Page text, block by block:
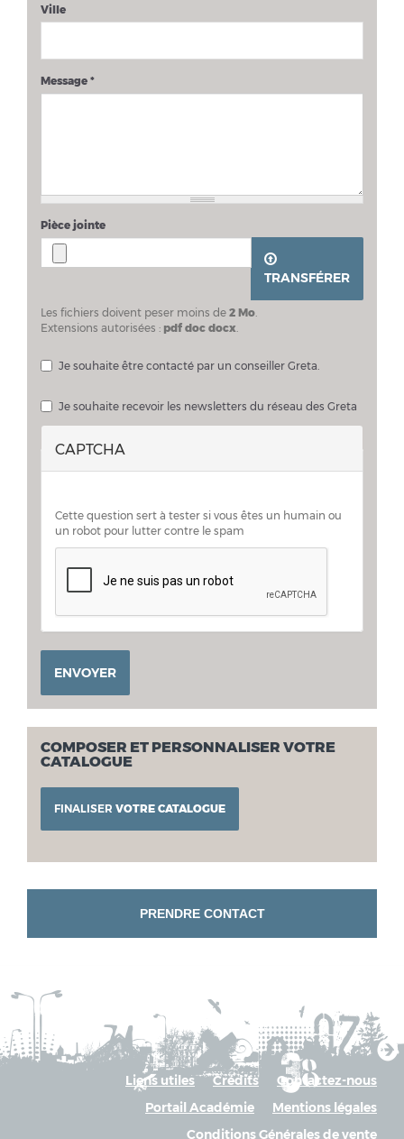
Ville
Message *
Pièce jointe
TRANSFÉRER
Les fichiers doivent peser moins de 2 Mo.
Extensions autorisées : pdf doc docx.
Je souhaite être contacté par un conseiller Greta.
Je souhaite recevoir les newsletters du réseau des Greta
CAPTCHA
Cette question sert à tester si vous êtes un humain ou
un robot pour lutter contre le spam
ENVOYER
COMPOSER ET PERSONNALISER VOTRE
CATALOGUE
FINALISER VOTRE CATALOGUE
PRENDRE CONTACT
Contactez-nous
Crédits
Liens utiles
Mentions légales
Portail Académie
Conditions Générales de vente